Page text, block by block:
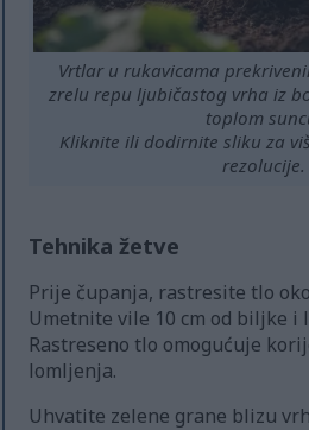
Vrtlar u rukavicama
zrelu repu ljubičastog vrha iz
toplom
Kliknite ili dodirnite sliku za
rezolucije.
Tehnika žetve
Prije čupanja, rastresite tlo
Umetnite vile 10 cm od biljke i
Rastreseno tlo omogućuje
lomljenja.
Uhvatite zelene grane blizu